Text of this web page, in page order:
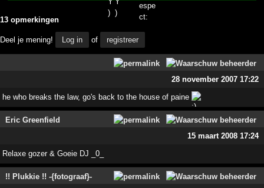
13 opmerkingen
Deel je mening! Log in of registreer
28 november 2007 17:22
he who breaks the law, go's back to the house of paine
Eric Greenfield
15 maart 2008 17:24
Relaxe gozer & Goeie DJ _0_
!! Plukkie !! -{fotograaf}-